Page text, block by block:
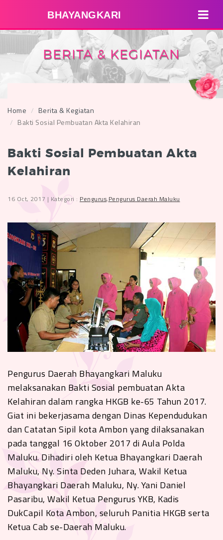
BHAYANGKARI
BERITA & KEGIATAN
Home
Berita & Kegiatan
Bakti Sosial Pembuatan Akta Kelahiran
Bakti Sosial Pembuatan Akta
Kelahiran
16 Oct, 2017 | Kategori : Pengurus,Pengurus Daerah Maluku
Pengurus Daerah Bhayangkari Maluku
melaksanakan Bakti Sosial pembuatan Akta
Kelahiran dalam rangka HKGB ke-65 Tahun 2017.
Giat ini bekerjasama dengan Dinas Kependudukan
dan Catatan Sipil kota Ambon yang dilaksanakan
pada tanggal 16 Oktober 2017 di Aula Polda
Maluku. Dihadiri oleh Ketua Bhayangkari Daerah
Maluku, Ny. Sinta Deden Juhara, Wakil Ketua
Bhayangkari Daerah Maluku, Ny. Yani Daniel
Pasaribu, Wakil Ketua Pengurus YKB, Kadis
DukCapil Kota Ambon, seluruh Panitia HKGB serta
Ketua Cab se-Daerah Maluku.